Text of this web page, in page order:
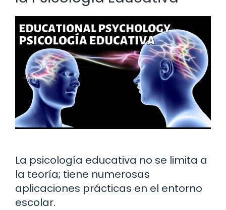
La psicología educativa no se limita a
la teoría; tiene numerosas
aplicaciones prácticas en el entorno
escolar.